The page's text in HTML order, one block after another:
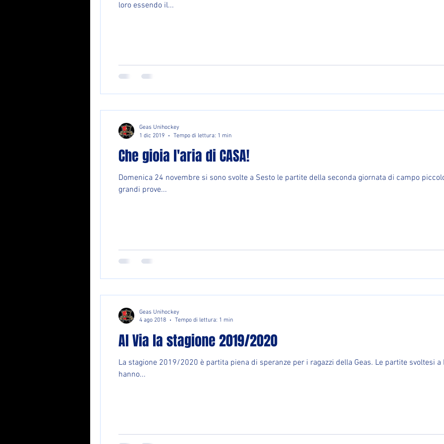
loro essendo il...
Che gioia l'aria di CASA!
Domenica 24 novembre si sono svolte a Sesto le partite della seconda giornata di campo piccolo. I nostri ragazzi hanno
grandi prove...
Geas Unihockey
1 dic 2019
Tempo di lettura: 1 min
Al Via la stagione 2019/2020
La stagione 2019/2020 è partita piena di speranze per i ragazzi della Geas. Le partite svoltesi
hanno...
Geas Unihockey
4 ago 2018
Tempo di lettura: 1 min